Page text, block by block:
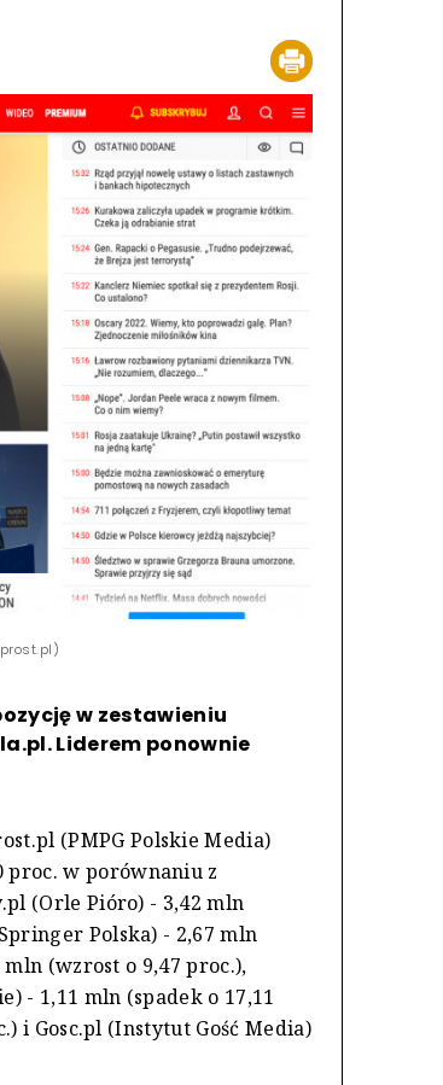
w zestawieniu
Liderem ponownie
(PMPG Polskie Media)
proc. w porównaniu z
(Orle Pióro) - 3,42 mln
Polska) - 2,67 mln
(wzrost o 9,47 proc.),
- 1,11 mln (spadek o 17,11
i Gosc.pl (Instytut Gość Media)